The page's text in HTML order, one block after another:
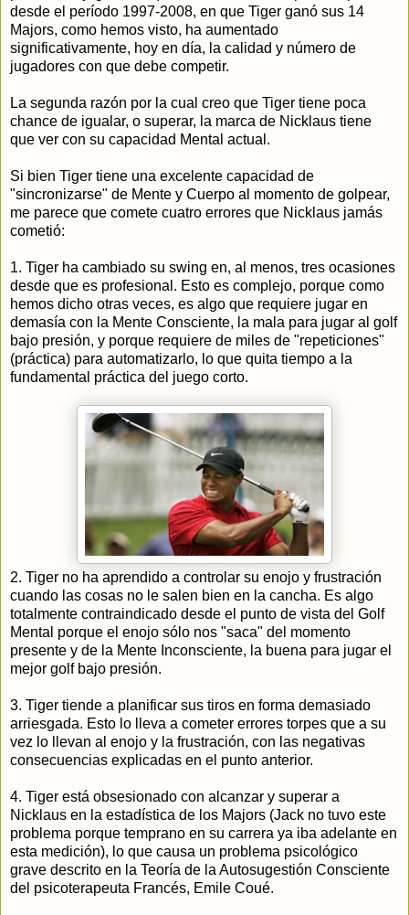
desde el período 1997-2008, en que Tiger ganó sus 14
Majors, como hemos visto, ha aumentado
significativamente, hoy en día, la calidad y número de
jugadores con que debe competir.
La segunda razón por la cual creo que Tiger tiene poca
chance de igualar, o superar, la marca de Nicklaus tiene
que ver con su capacidad Mental actual.
Si bien Tiger tiene una excelente capacidad de
"sincronizarse" de Mente y Cuerpo al momento de golpear,
me parece que comete cuatro errores que Nicklaus jamás
cometió:
1. Tiger ha cambiado su swing en, al menos, tres ocasiones
desde que es profesional. Esto es complejo, porque como
hemos dicho otras veces, es algo que requiere jugar en
demasía con la Mente Consciente, la mala para jugar al golf
bajo presión, y porque requiere de miles de "repeticiones"
(práctica) para automatizarlo, lo que quita tiempo a la
fundamental práctica del juego corto.
2. Tiger no ha aprendido a controlar su enojo y frustración
cuando las cosas no le salen bien en la cancha. Es algo
totalmente contraindicado desde el punto de vista del Golf
Mental porque el enojo sólo nos "saca" del momento
presente y de la Mente Inconsciente, la buena para jugar el
mejor golf bajo presión.
3. Tiger tiende a planificar sus tiros en forma demasiado
arriesgada. Esto lo lleva a cometer errores torpes que a su
vez lo llevan al enojo y la frustración, con las negativas
consecuencias explicadas en el punto anterior.
4. Tiger está obsesionado con alcanzar y superar a
Nicklaus en la estadística de los Majors (Jack no tuvo este
problema porque temprano en su carrera ya iba adelante en
esta medición), lo que causa un problema psicológico
grave descrito en la Teoría de la Autosugestión Consciente
del psicoterapeuta Francés, Emile Coué.